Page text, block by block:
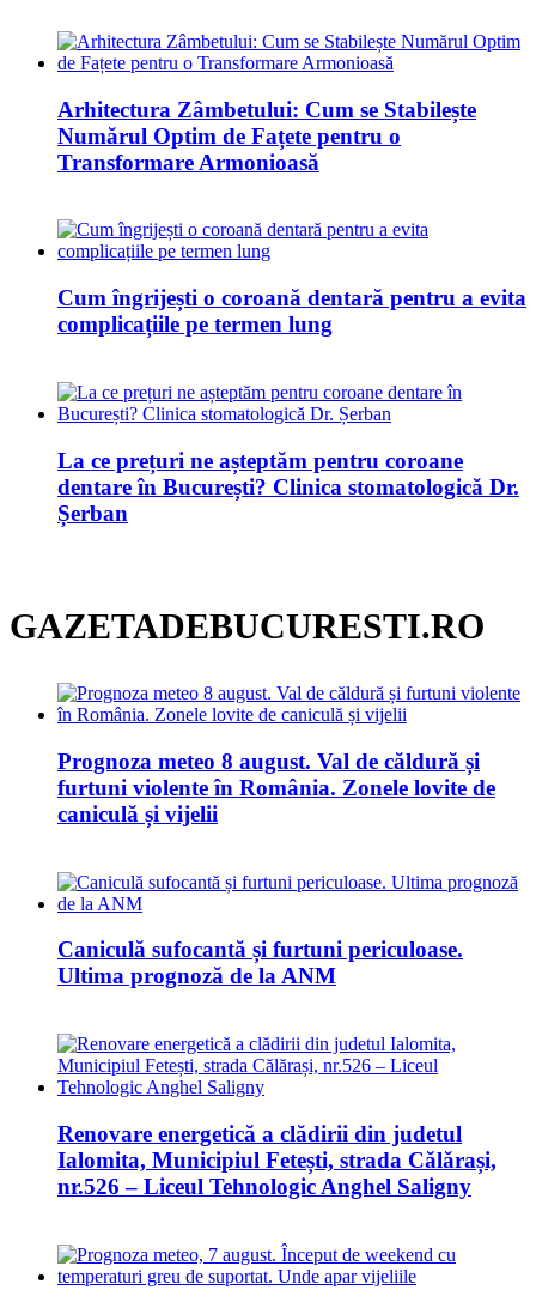
Arhitectura Zâmbetului: Cum se Stabilește
Numărul Optim de Fațete pentru o
Transformare Armonioasă
Cum îngrijești o coroană dentară pentru a evita
complicațiile pe termen lung
La ce prețuri ne așteptăm pentru coroane
dentare în București? Clinica stomatologică Dr.
Șerban
GAZETADEBUCURESTI.RO
Prognoza meteo 8 august. Val de căldură și
furtuni violente în România. Zonele lovite de
caniculă și vijelii
Caniculă sufocantă și furtuni periculoase.
Ultima prognoză de la ANM
Renovare energetică a clădirii din judetul
Ialomita, Municipiul Fetești, strada Călărași,
nr.526 – Liceul Tehnologic Anghel Saligny